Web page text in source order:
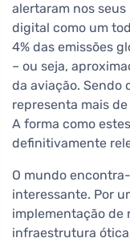
alertaram nos
digital como um
4% das emissões
– ou seja,
da aviação. Sendo
representa mais
A forma como
definitivamente
O mundo
interessante. Por
implementação de
infraestrutura